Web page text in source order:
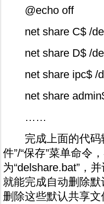
@echo off
net share C$ /
net share D$ /
net share ipc$ /
net share
……
完成上面的代码
件”/“保存”菜单命令
为“delshare.bat”，
就能完成自动删除
删除这些默认共享文